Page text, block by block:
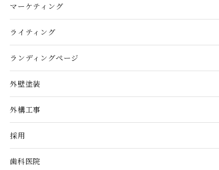
マーケティング
ライティング
ランディングぺージ
外壁塗装
外構工事
採用
歯科医院